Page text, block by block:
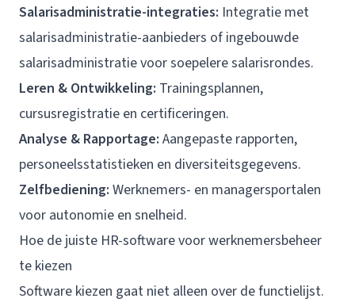
Salarisadministratie-integraties: Integratie met
salarisadministratie-aanbieders of ingebouwde
salarisadministratie voor soepelere salarisrondes.
Leren & Ontwikkeling: Trainingsplannen,
cursusregistratie en certificeringen.
Analyse & Rapportage: Aangepaste rapporten,
personeelsstatistieken en diversiteitsgegevens.
Zelfbediening: Werknemers- en managersportalen
voor autonomie en snelheid.
Hoe de juiste HR-software voor werknemersbeheer
te kiezen
Software kiezen gaat niet alleen over de functielijst.